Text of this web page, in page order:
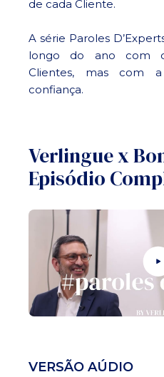
de cada Cliente.
A série Paroles
longo do ano com
Clientes, mas com
confiança.
Verlingue x
Episódio
VERSÃO AÚDIO